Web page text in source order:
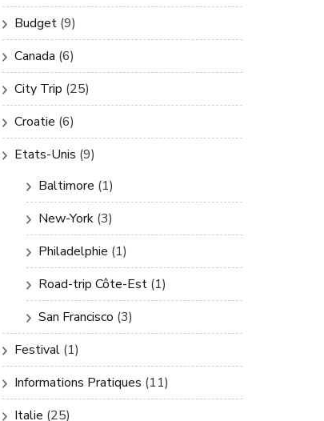
Budget (9)
Canada (6)
City Trip (25)
Croatie (6)
Etats-Unis (9)
Baltimore (1)
New-York (3)
Philadelphie (1)
Road-trip Côte-Est (1)
San Francisco (3)
Festival (1)
Informations Pratiques (11)
Italie (25)